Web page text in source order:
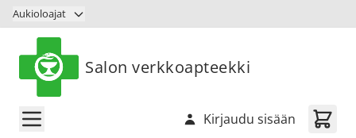
Siirry sisältöön
Aukioloajat
Salon verkkoapteekki
Kirjaudu sisään